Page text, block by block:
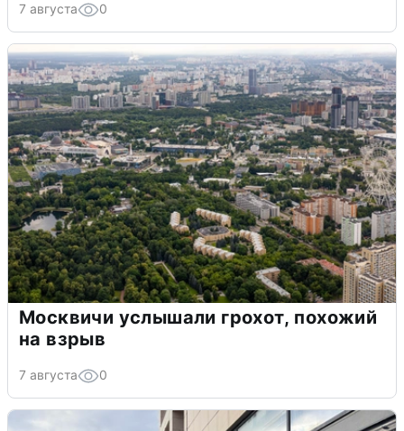
7 августа 0
Москвичи услышали грохот, похожий
на взрыв
7 августа 0